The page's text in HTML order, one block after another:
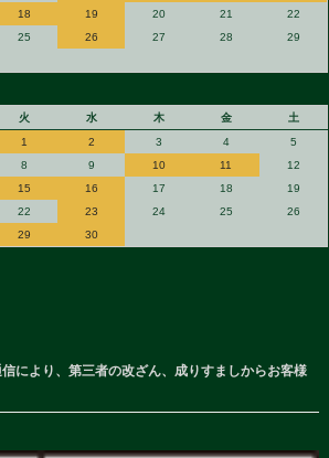
18 19 20 21
22
25 26 27 28
29
火 水 木 金
土
1
2 3 4
5
8 9 10 11
12
15 16 17 18
19
22 23 24 25
26
29 30
により、第三者の改ざん、成りすましからお客様